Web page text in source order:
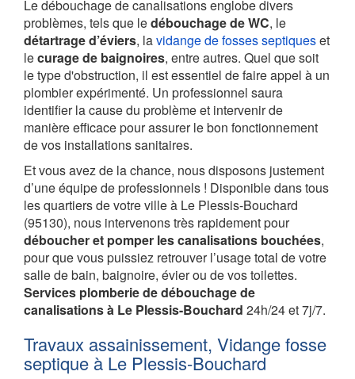
Le débouchage de canalisations englobe divers
problèmes, tels que ledébouchage de WC, le
détartrage d’éviers, lavidange de fosses septiqueset
lecurage de baignoires, entre autres. Quel que soit
le type d'obstruction, il est essentiel de faire appel à un
plombier expérimenté. Un professionnel saura
identifier la cause du problème et intervenir de
manière efficace pour assurer le bon fonctionnement
de vos installations sanitaires.
Et vous avez de la chance, nous disposons justement
d’une équipe de professionnels ! Disponible dans tous
les quartiers de votre ville à Le Plessis-Bouchard
(95130), nous intervenons très rapidement pour
déboucher et pomper les canalisations bouchées,
pour que vous puissiez retrouver l’usage total de votre
salle de bain, baignoire, évier ou de vos toilettes.
Services plomberie de débouchage de
canalisations à Le Plessis-Bouchard 24h/24 et 7j/7.
Travaux assainissement, Vidange fosse
septique à Le Plessis-Bouchard